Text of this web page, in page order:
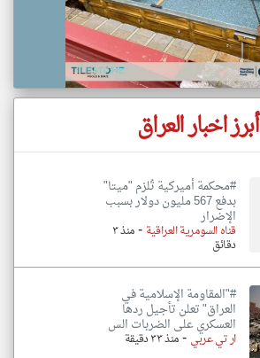
أبرز اخبار العراق
#محكمة أميركية تُلزم "ميتا"
بدفع 567 مليون دولار بسبب
الإضرار
قناه السومرية العراقية - منذ ٣
دقائق
#"المقاومة الإسلامية في
العراق" تعلن تأجيل ردها
العسكري على الضربات الس
ار تي عربي -منذ ٣٣ دقيقة